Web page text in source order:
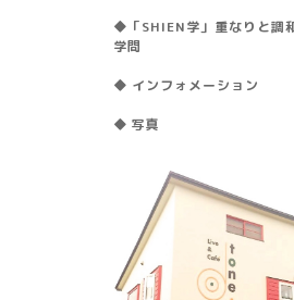
◆「SHIEN学」重なりと調
学問
◆ インフォメーション
◆ 写真